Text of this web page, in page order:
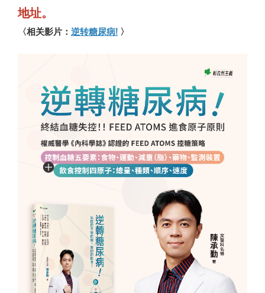
地址。
〈相关影片： 逆转糖尿病! 〉